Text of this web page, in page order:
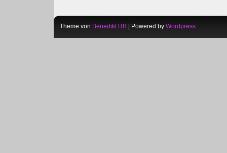
Theme von Benedikt RB | Powered by Wordpress